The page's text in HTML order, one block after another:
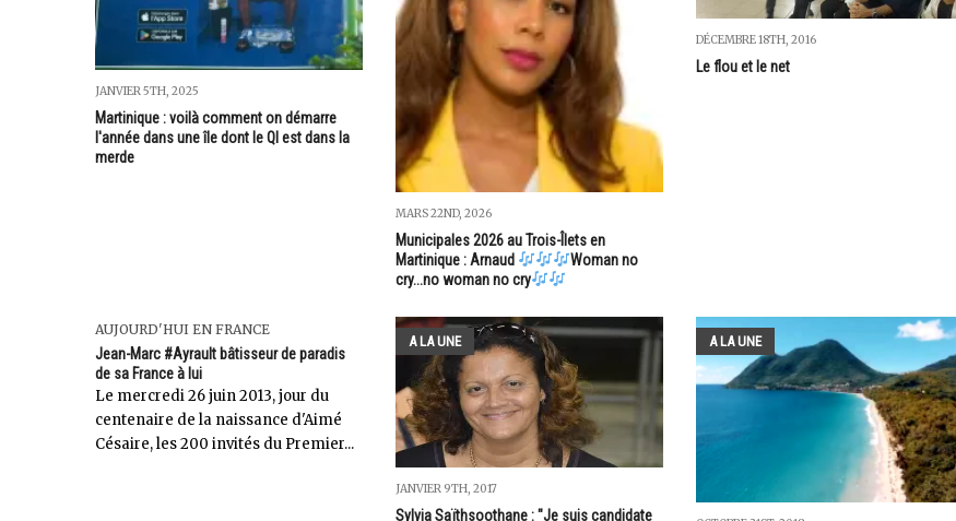
JANVIER 5TH, 2025
Martinique : voilà comment on démarre
l'année dans une île dont le QI est dans la
merde
MARS 22ND, 2026
Municipales 2026 au Trois-Îlets en
Martinique : Arnaud
Woman no
cry...no woman no cry
DÉCEMBRE 18TH, 2016
Le flou et le net
AUJOURD'HUI EN FRANCE
Jean-Marc #Ayrault bâtisseur de paradis
de sa France à lui
Le mercredi 26 juin 2013, jour du
centenaire de la naissance d'Aimé
Césaire, les 200 invités du Premier...
A LA UNE
JANVIER 9TH, 2017
Sylvia Saïthsoothane : "Je suis candidate
A LA UNE